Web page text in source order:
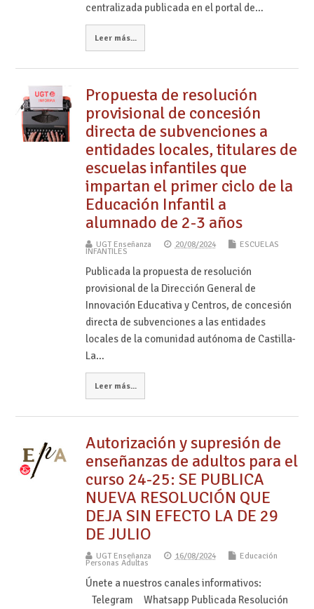
centralizada publicada en el portal de…
Leer más...
Propuesta de resolución
provisional de concesión
directa de subvenciones a
entidades locales, titulares de
escuelas infantiles que
impartan el primer ciclo de la
Educación Infantil a
alumnado de 2-3 años
UGT Enseñanza 20/08/2024 ESCUELAS
INFANTILES
Publicada la propuesta de resolución
provisional de la Dirección General de
Innovación Educativa y Centros, de concesión
directa de subvenciones a las entidades
locales de la comunidad autónoma de Castilla-
La…
Leer más...
Autorización y supresión de
enseñanzas de adultos para el
curso 24-25: SE PUBLICA
NUEVA RESOLUCIÓN QUE
DEJA SIN EFECTO LA DE 29
DE JULIO
UGT Enseñanza 16/08/2024 Educación
Personas Adultas
Únete a nuestros canales informativos:
Telegram Whatsapp Publicada Resolución